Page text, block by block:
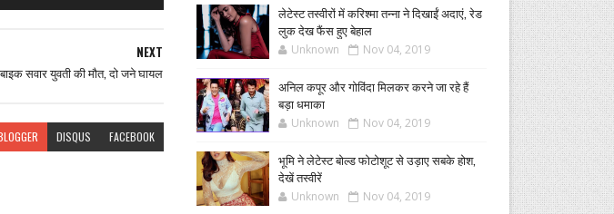
NEXT
सवार युवती की मौत, दो जने घायल
DISQUS FACEBOOK
लेटेस्ट तस्वीरों में करिश्मा तन्ना ने दिखाईं अदाएं, रेड
लुक देख फैंस हुए बेहाल
Unknown Nov 04, 2019
अनिल कपूर और गोविंदा मिलकर करने जा रहे हैं
बड़ा धमाका
Unknown Nov 04, 2019
भूमि ने लेटेस्ट बोल्ड फोटोशूट से उड़ाए सबके होश,
देखें तस्वीरें
Unknown Nov 04, 2019